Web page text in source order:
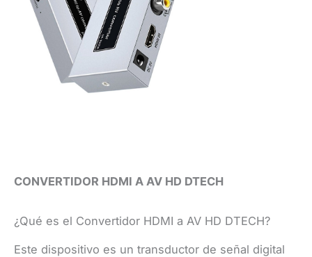
CONVERTIDOR HDMI A AV HD DTECH
¿Qué es el Convertidor HDMI a AV HD DTECH?
Este dispositivo es un transductor de señal digital